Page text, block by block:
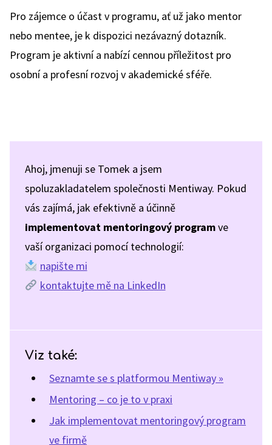
Pro zájemce o účast v programu, ať už jako mentor
nebo mentee, je k dispozici nezávazný dotazník.
Program je aktivní a nabízí cennou příležitost pro
osobní a profesní rozvoj v akademické sféře.
Ahoj, jmenuji se Tomek a jsem
spoluzakladatelem společnosti Mentiway. Pokud
vás zajímá, jak efektivně a účinně
implementovat mentoringový programve
vaší organizaci pomocí technologií:
napište mi
kontaktujte mě na LinkedIn
Viz také:
Seznamte se s platformou Mentiway »
Mentoring – co je to v praxi
Jak implementovat mentoringový program
ve firmě